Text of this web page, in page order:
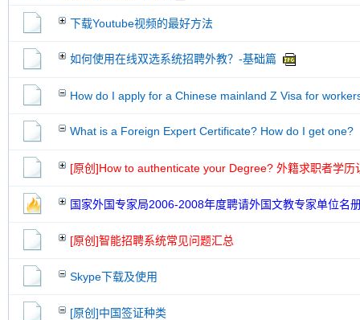
下载Youtube视频的最好方法
如何使用在线双选系统招聘外教？-基础篇
How do I apply for a Chinese mainland Z Visa for
What is a Foreign Expert Certificate? How do I get one?
[原创]How to authenticate your Degree? 外籍求职者学历
国家外国专家局2006-2008年度聘请外国文教专家单位名
[原创]智能招聘系统常见问题汇总
Skype下载及使用
[原创]中国签证种类